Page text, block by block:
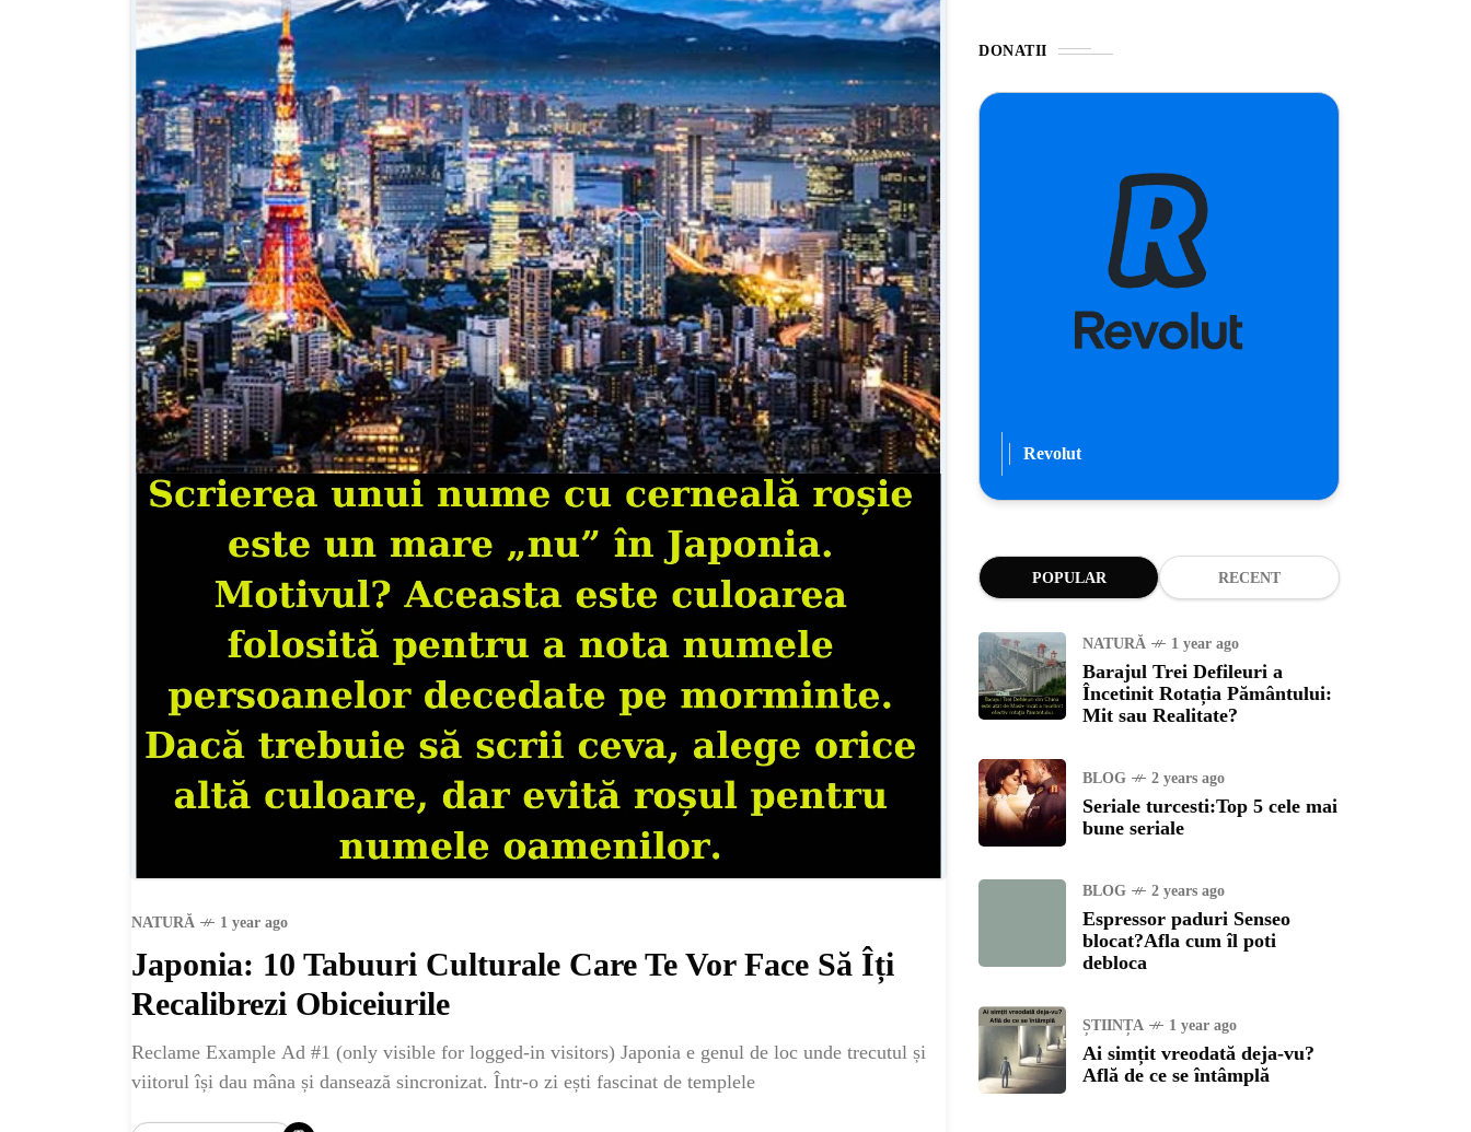
NATURĂ 1 year ago
Japonia: 10 Tabuuri Culturale Care Te Vor Face Să Îți
Recalibrezi Obiceiurile
Reclame Example Ad #1 (only visible for logged-in visitors) Japonia e genul de loc unde trecutul și
viitorul își dau mâna și dansează sincronizat. Într-o zi ești fascinat de templele
DONATII
Revolut
POPULAR RECENT
NATURĂ 1 year ago
Barajul Trei Defileuri a
Încetinit Rotația Pământului:
Mit sau Realitate?
BLOG 2 years ago
Seriale turcesti:Top 5 cele mai
bune seriale
BLOG 2 years ago
Espressor paduri Senseo
blocat?Afla cum îl poti
debloca
ȘTIINȚA 1 year ago
Ai simțit vreodată deja-vu?
Află de ce se întâmplă
HOME